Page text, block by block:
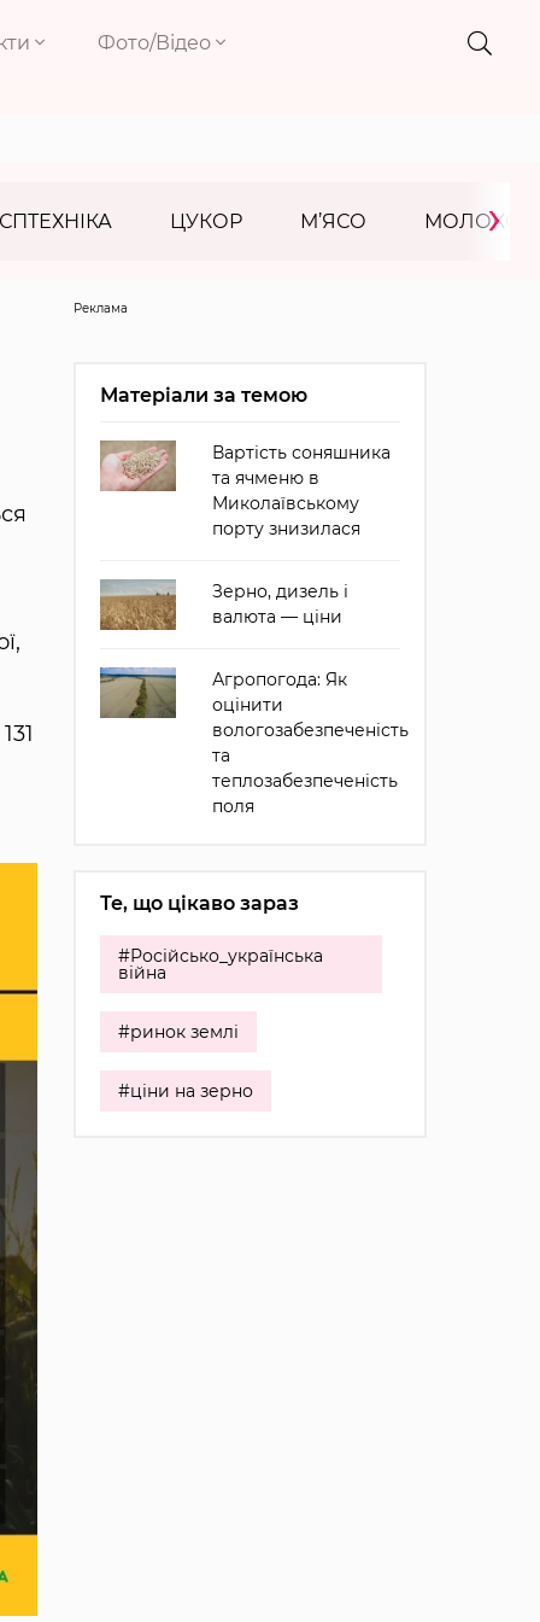
Фото/Відео
ЦУКОР М’ЯСО МОЛОКО
›
Реклама
Матеріали за темою
Вартість соняшника
та ячменю в
Миколаївському
порту знизилася
Зерно, дизель і
валюта — ціни
Агропогода: Як
оцінити
вологозабезпеченість
та
теплозабезпеченість
поля
Те, що цікаво зараз
#Російсько_українська
війна
#ринок землі
#ціни на зерно